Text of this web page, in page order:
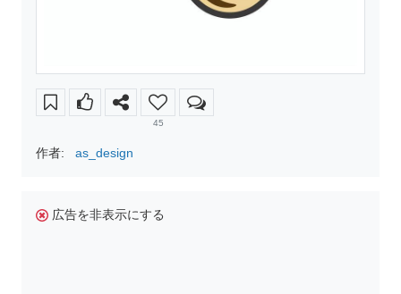
45
作者: as_design
広告を非表示にする